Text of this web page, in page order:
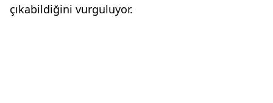
çıkabildiğini vurguluyor.